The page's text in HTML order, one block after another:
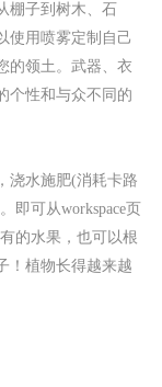
棚子到树木、石
使用喷雾定制自己
的领土。武器、衣
个性和与众不同的
浇水施肥(消耗卡路
即可从workspace页
的水果，也可以根
！植物长得越来越